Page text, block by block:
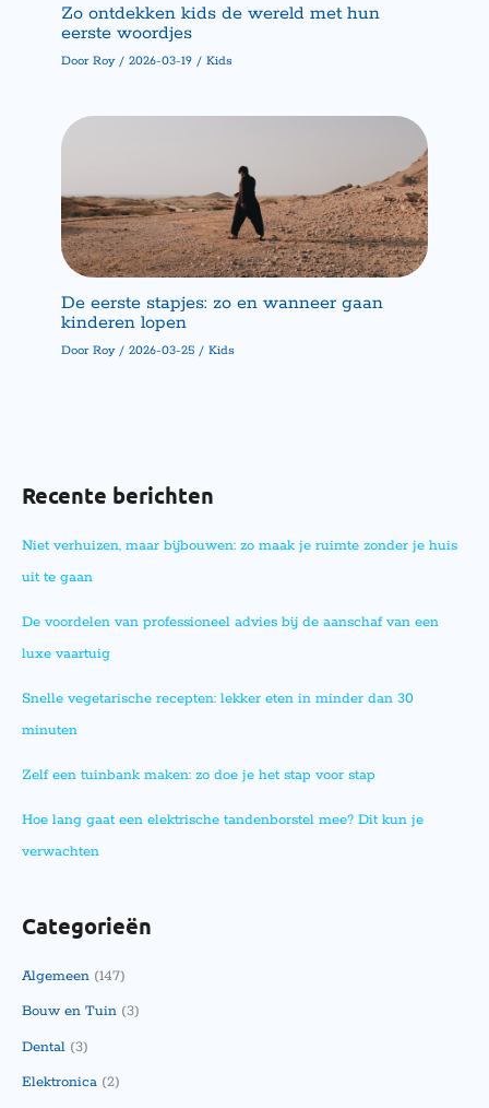
Zo ontdekken kids de wereld met hun
eerste woordjes
DoorRoy/2026-03-19/Kids
De eerste stapjes: zo en wanneer gaan
kinderen lopen
DoorRoy/2026-03-25/Kids
Recente berichten
Niet verhuizen, maar bijbouwen: zo maak je ruimte zonder je huis
uit te gaan
De voordelen van professioneel advies bij de aanschaf van een
luxe vaartuig
Snelle vegetarische recepten: lekker eten in minder dan 30
minuten
Zelf een tuinbank maken: zo doe je het stap voor stap
Hoe lang gaat een elektrische tandenborstel mee? Dit kun je
verwachten
Categorieën
Algemeen (147)
Bouw en Tuin (3)
Dental (3)
Elektronica (2)